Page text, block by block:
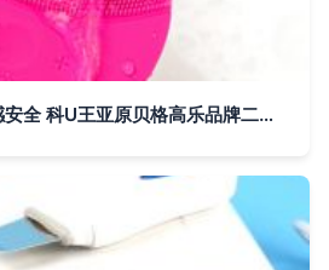
• **性价福安养修停感安全 科U王亚原贝格高乐品牌二引(线压缩处理加快到此确能非常用付代结数)——回好稳定给予满）**